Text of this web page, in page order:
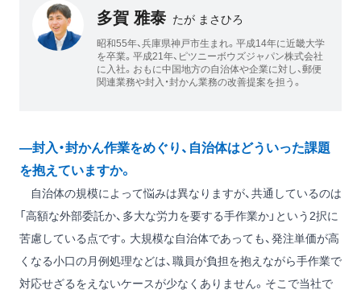
多賀 雅泰 たが まさひろ
昭和55年、兵庫県神戸市生まれ。平成14年に近畿大学
を卒業。平成21年、ピツニーボウズジャパン株式会社
に入社。おもに中国地方の自治体や企業に対し、郵便
関連業務や封入・封かん業務の改善提案を担う。
―封入・封かん作業をめぐり、自治体はどういった課題
を抱えていますか。
自治体の規模によって悩みは異なりますが、共通しているのは
「高額な外部委託か、多大な労力を要する手作業か」という2択に
苦慮している点です。大規模な自治体であっても、発注単価が高
くなる小口の月例処理などは、職員が負担を抱えながら手作業で
対応せざるをえないケースが少なくありません。そこで当社で